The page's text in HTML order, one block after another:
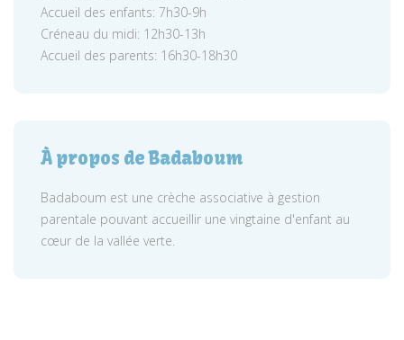
Accueil des enfants: 7h30-9h
Créneau du midi: 12h30-13h
Accueil des parents: 16h30-18h30
À propos de Badaboum
Badaboum est une crèche associative à gestion
parentale pouvant accueillir une vingtaine d'enfant au
cœur de la vallée verte.